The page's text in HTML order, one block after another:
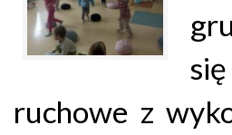
ruchowe z